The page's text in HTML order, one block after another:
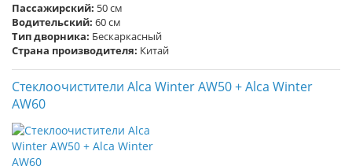
Пассажирский: 50 см
Водительский: 60 см
Тип дворника: Бескаркасный
Страна производителя: Китай
Стеклоочистители Alca Winter AW50 + Alca Winter
AW60